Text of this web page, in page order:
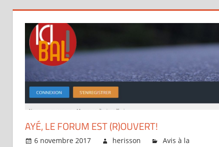
AYÉ, LE FORUM EST (R)OUVERT!
6 novembre 2017 herisson
Avis à la